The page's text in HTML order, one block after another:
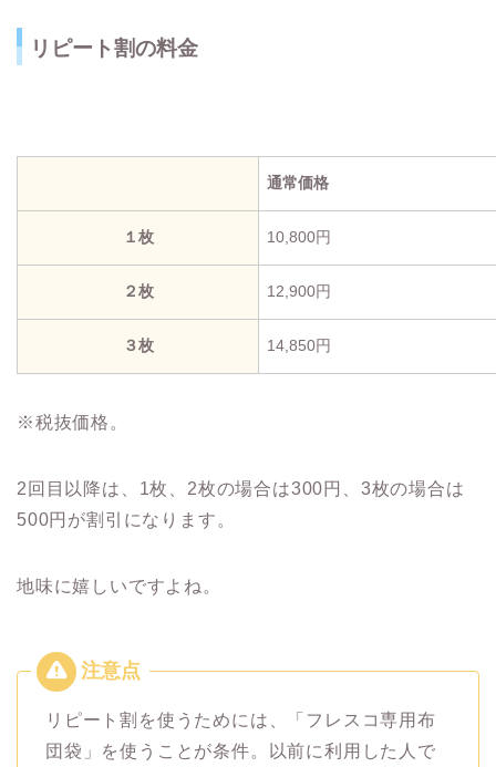
リピート割の料金
通常価格
１枚 10,800円
２枚 12,900円
３枚 14,850円
※税抜価格。
2回目以降は、1枚、2枚の場合は300円、3枚の場合は
500円が割引になります。
地味に嬉しいですよね。
リピート割を使うためには、「フレスコ専用布
団袋」を使うことが条件。以前に利用した人で